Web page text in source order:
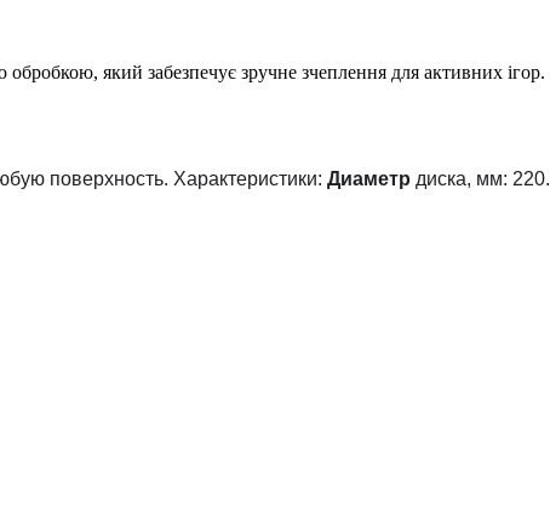
який забезпечує зручне зчеплення для активних ігор.
поверхность. Характеристики: Диаметр диска, мм: 220.